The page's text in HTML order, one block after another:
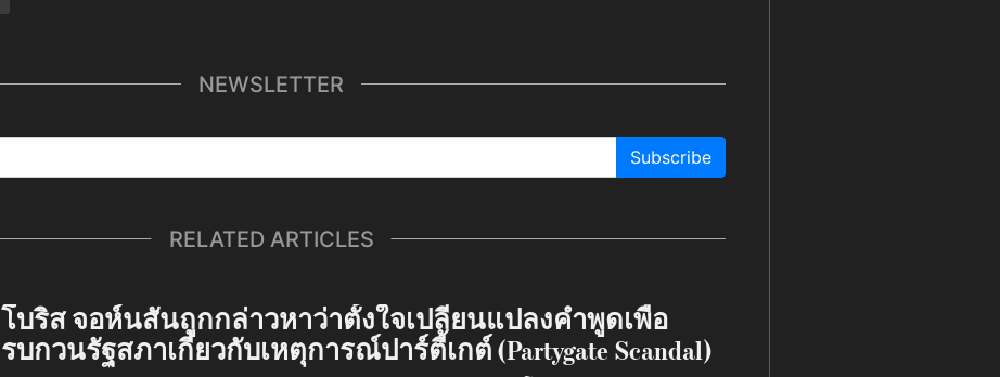
NEWSLETTER
Subscribe
RELATED ARTICLES
โบริส จอห์นสันถูกกล่าวหาว่าตั้งใจเปลี่ยนแปลงคำพูดเพื่อ
รบกวนรัฐสภาเกี่ยวกับเหตุการณ์ปาร์ตี้เกต์ (Partygate Scandal)